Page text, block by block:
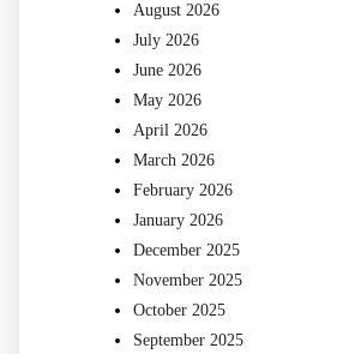
August 2026
July 2026
June 2026
May 2026
April 2026
March 2026
February 2026
January 2026
December 2025
November 2025
October 2025
September 2025